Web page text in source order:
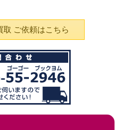
取 ご依頼はこちら